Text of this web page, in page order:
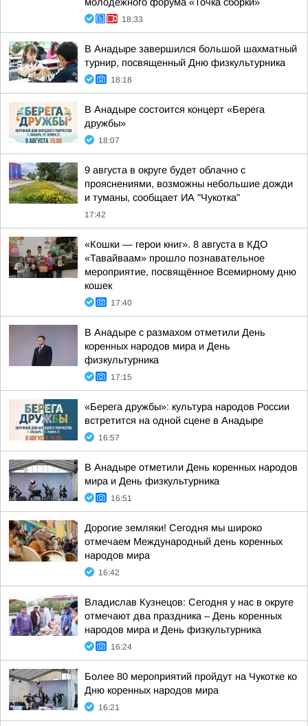
18:33
В Анадыре завершился большой шахматный
турнир, посвященный Дню физкультурника
18:18
В Анадыре состоится концерт «Берега
дружбы»
18:07
9 августа в округе будет облачно с
прояснениями, возможны небольшие дожди
и туманы, сообщает ИА "Чукотка"
17:42
«Кошки — герои книг». 8 августа в КДО
«Тавайваам» прошло познавательное
мероприятие, посвящённое Всемирному дню
кошек
17:40
В Анадыре с размахом отметили День
коренных народов мира и День
физкультурника
17:15
«Берега дружбы»: культура народов России
встретится на одной сцене в Анадыре
16:57
В Анадыре отметили День коренных народов
мира и День физкультурника
16:51
Дорогие земляки! Сегодня мы широко
отмечаем Международный день коренных
народов мира
16:42
Владислав Кузнецов: Сегодня у нас в округе
отмечают два праздника – День коренных
народов мира и День физкультурника
16:24
Более 80 мероприятий пройдут на Чукотке ко
Дню коренных народов мира
16:21